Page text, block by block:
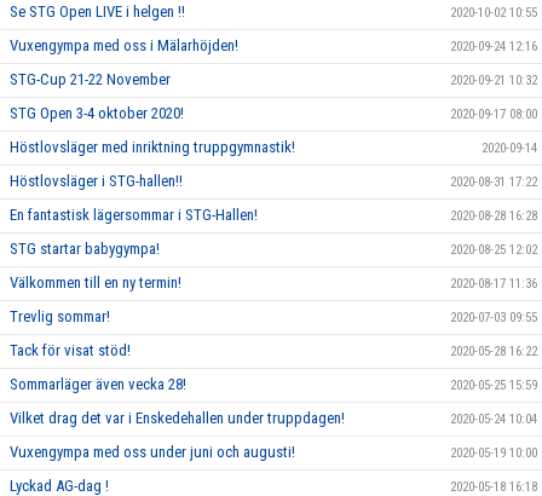
Se STG Open LIVE i helgen !! 2020-10-02 10:55
Vuxengympa med oss i Mälarhöjden! 2020-09-24 12:16
STG-Cup 21-22 November 2020-09-21 10:32
STG Open 3-4 oktober 2020! 2020-09-17 08:00
Höstlovsläger med inriktning truppgymnastik! 2020-09-14
Höstlovsläger i STG-hallen!! 2020-08-31 17:22
En fantastisk lägersommar i STG-Hallen! 2020-08-28 16:28
STG startar babygympa! 2020-08-25 12:02
Välkommen till en ny termin! 2020-08-17 11:36
Trevlig sommar! 2020-07-03 09:55
Tack för visat stöd! 2020-05-28 16:22
Sommarläger även vecka 28! 2020-05-25 15:59
Vilket drag det var i Enskedehallen under truppdagen! 2020-05-24 10:04
Vuxengympa med oss under juni och augusti! 2020-05-19 10:00
Lyckad AG-dag ! 2020-05-18 16:18